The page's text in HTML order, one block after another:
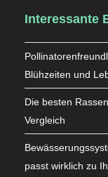
Interessante
Blühzeiten und
Die besten
Vergleich
passt wirklich zu